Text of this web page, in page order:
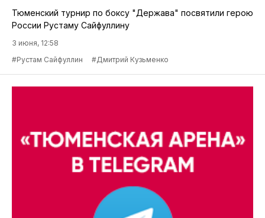
Тюменский турнир по боксу "Держава" посвятили герою
России Рустаму Сайфуллину
3 июня, 12:58
#Рустам Сайфуллин
#Дмитрий Кузьменко